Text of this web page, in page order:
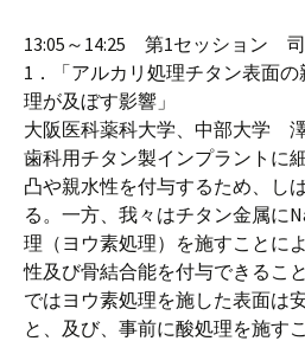
13:05～14:25 第1セッション
1．「アルカリ処理チタン表面
理が及ぼす影響」
大阪医科薬科大学、中部大学
歯科用チタン製インプラントに
凸や親水性を付与するため、し
る。一方、我々はチタン金属に
理（ヨウ素処理）を施すことに
性及び骨結合能を付与できるこ
ではヨウ素処理を施した表面は
と、及び、事前に酸処理を施す